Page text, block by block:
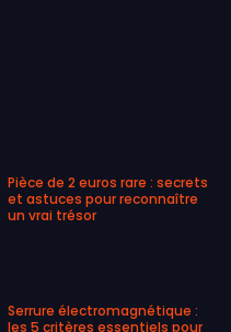
Pièce de 2 euros rare : secrets
et astuces pour reconnaître
un vrai trésor
Serrure électromagnétique :
les 5 critères essentiels pour